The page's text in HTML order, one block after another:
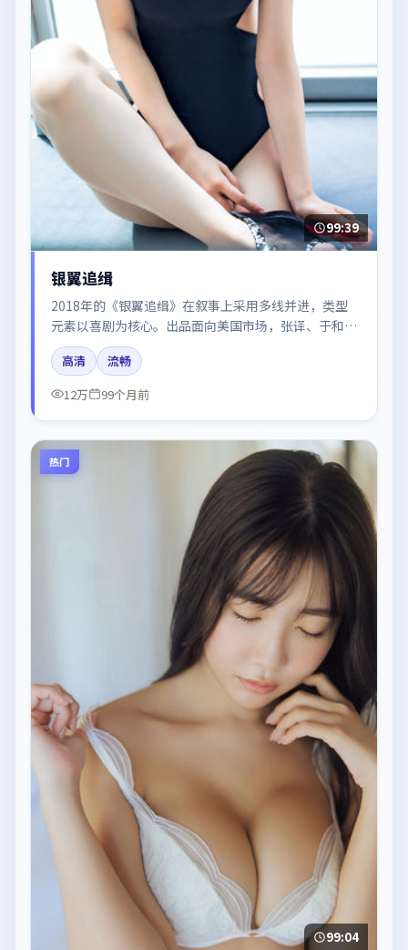
99:39
银翼追缉
2018年的《银翼追缉》在叙事上采用多线并进，类型
元素以喜剧为核心。出品面向美国市场，张译、于和
伟、章子怡所饰角色推动关键反转，结尾留白引发讨
论。
高清
流畅
12万
99个月前
热门
99:04